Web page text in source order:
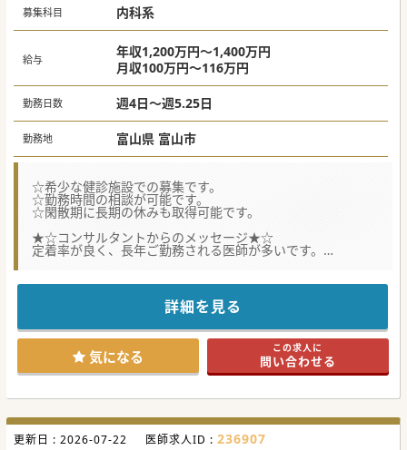
募集科目 内科系
給与
年収1,200万円～1,400万円
月収100万円～116万円
勤務日数 週4日～週5.25日
勤務地 富山県 富山市
☆希少な健診施設での募集です。
☆勤務時間の相談が可能です。
☆閑散期に長期の休みも取得可能です。
★☆コンサルタントからのメッセージ★☆
定着率が良く、長年ご勤務される医師が多いです。
働き方のご相談から可能ですので、
い。
詳細を見る
気になる この求人に
問い合わせる
更新日 : 2026-07-22 医師求人ID : 236907